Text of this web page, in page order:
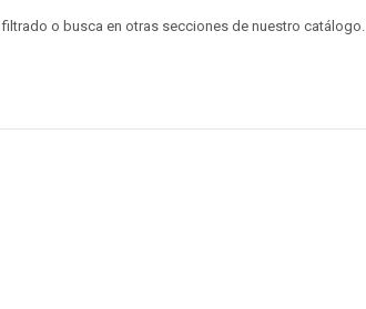
o busca en otras secciones de nuestro catálogo.